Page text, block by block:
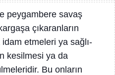
peygambere savaş
çıkaranların
etmeleri ya sağlı-
kesilmesi ya da
Bu onların